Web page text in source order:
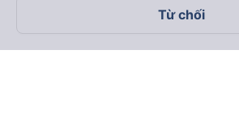
Theo dõi chúng tôi trên
Từ chối